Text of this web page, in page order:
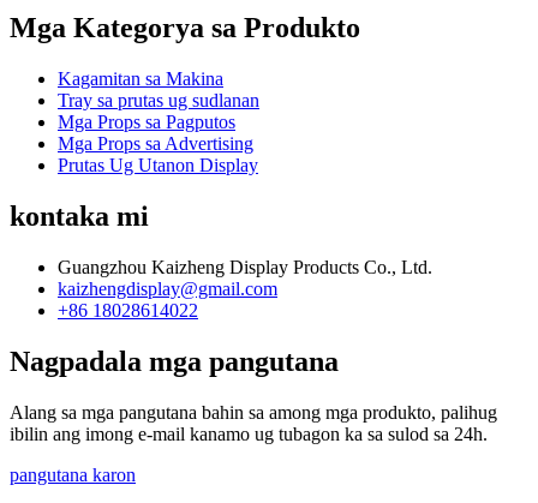
Mga Kategorya sa Produkto
Kagamitan sa Makina
Tray sa prutas ug sudlanan
Mga Props sa Pagputos
Mga Props sa Advertising
Prutas Ug Utanon Display
kontaka mi
Guangzhou Kaizheng Display Products Co., Ltd.
kaizhengdisplay@gmail.com
+86 18028614022
Nagpadala mga pangutana
Alang sa mga pangutana bahin sa among mga produkto, palihug
ibilin ang imong e-mail kanamo ug tubagon ka sa sulod sa 24h.
pangutana karon